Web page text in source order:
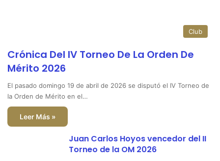
Club
Crónica Del IV Torneo De La Orden De
Mérito 2026
El pasado domingo 19 de abril de 2026 se disputó el IV Torneo de
la Orden de Mérito en el…
Leer Más »
Juan Carlos Hoyos vencedor del II
Torneo de la OM 2026